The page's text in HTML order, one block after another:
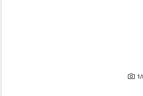
1/